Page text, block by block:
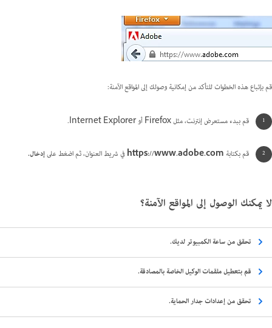
قم بإتباع هذه الخطوات للتأكد من إمكانية وصولك إلى المواقع الآمنة:
قم ببدء مستعرض إنترنت، مثل Firefox أو Internet Explorer.
قم بكتابةhttps://www.adobe.comفي شريط العنوان، ثم اضغط علىإدخال.
لا يمكنك الوصول إلى المواقع الآمنة؟
تحقق من ساعة الكمبيوتر لديك.
قم بتعطيل ملقمات الوكيل الخاصة بالمصادقة.
تحقق من إعدادات جدار الحماية.